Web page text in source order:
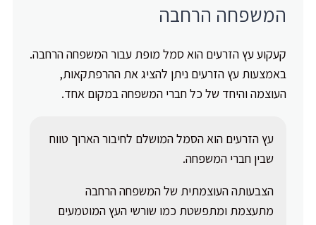
המשפחה הרחבה
קעקוע עץ הזרעים הוא סמל מופת עבור המשפחה הרחבה.
באמצעות עץ הזרעים ניתן להציג את ההרפתקאות,
העוצמה והיחד של כל חברי המשפחה במקום אחד.
עץ הזרעים הוא הסמל המושלם לחיבור הארוך טווח
שבין חברי המשפחה.
הצבעותה העוצמתית של המשפחה הרחבה
מתעצמת ומתפשטת כמו שורשי העץ המוטמעים